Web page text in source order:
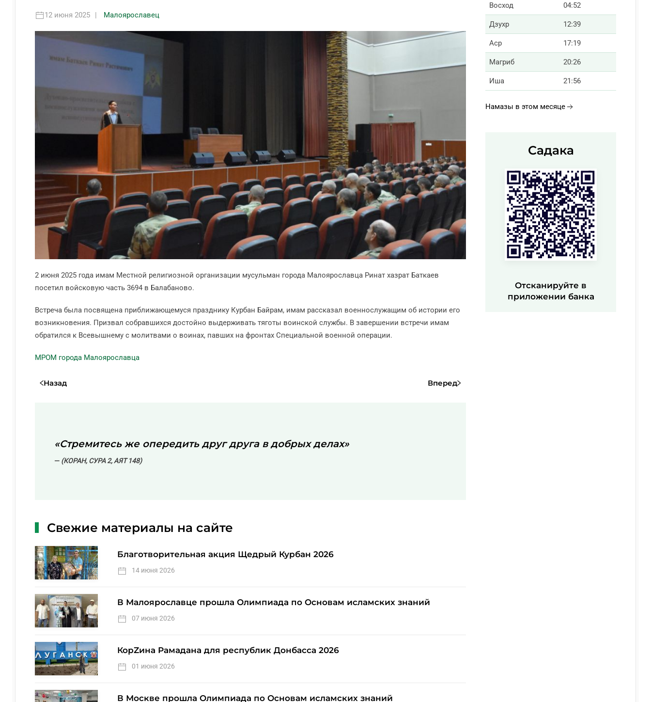
12 июня 2025 | Малоярославец
2 июня 2025 года имам Местной религиозной организации мусульман города Малоярославца Ринат хазрат Баткаев
посетил войсковую часть 3694 в Балабаново.
Встреча была посвящена приближающемуся празднику Курбан Байрам, имам рассказал военнослужащим об истории его
возникновения. Призвал собравшихся достойно выдерживать тяготы воинской службы. В завершении встречи имам
обратился к Всевышнему с молитвами о воинах, павших на фронтах Специальной военной операции.
МРОМ города Малоярославца
Назад Вперед
«Стремитесь же опередить друг друга в добрых делах»
(КОРАН, СУРА 2, АЯТ 148)
Восход 04:52
Дзухр 12:39
Аср 17:19
Магриб 20:26
Иша 21:56
Намазы в этом месяце
Садака
Отсканируйте в
приложении банка
Свежие материалы на сайте
Благотворительная акция Щедрый Курбан 2026
14 июня 2026
В Малоярославце прошла Олимпиада по Основам исламских знаний
07 июня 2026
КорZина Рамадана для республик Донбасса 2026
01 июня 2026
В Москве прошла Олимпиада по Основам исламских знаний